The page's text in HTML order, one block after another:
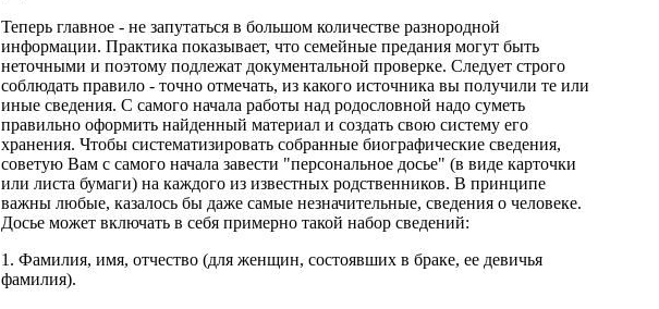
Теперь главное - не запутаться в большом количестве разнородной
информации. Практика показывает, что семейные предания могут быть
неточными и поэтому подлежат документальной проверке. Следует строго
соблюдать правило - точно отмечать, из какого источника вы получили те или
иные сведения. С самого начала работы над родословной надо суметь
правильно оформить найденный материал и создать свою систему его
хранения. Чтобы систематизировать собранные биографические сведения,
советую Вам с самого начала завести "персональное досье" (в виде карточки
или листа бумаги) на каждого из известных родственников. В принципе
важны любые, казалось бы даже самые незначительные, сведения о человеке.
Досье может включать в себя примерно такой набор сведений:
1. Фамилия, имя, отчество (для женщин, состоявших в браке, ее девичья
фамилия).